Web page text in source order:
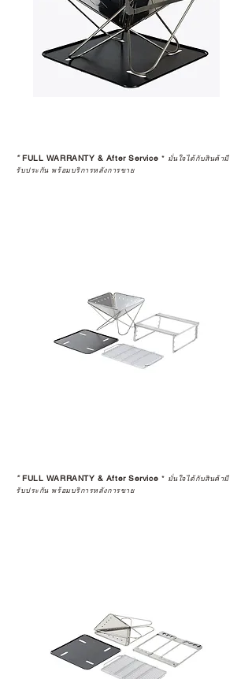
*FULL WARRANTY & After Service * มั่นใจได้กับสินค้ามี
รับประกัน พร้อมบริการหลังการขาย
*FULL WARRANTY & After Service * มั่นใจได้กับสินค้ามี
รับประกัน พร้อมบริการหลังการขาย